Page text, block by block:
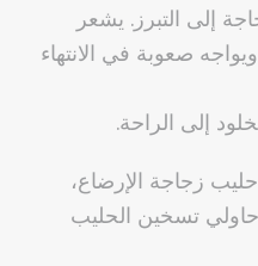
إلى التبرز. يشعر
صعوبة في الانتهاء
إلى الراحة.
زجاجة الإرضاع،
تسخين الحليب